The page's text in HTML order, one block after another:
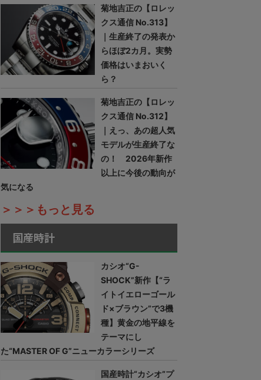
菊地吉正の【ロレッ
クス通信 No.313】
｜生産終了の発表か
らほぼ2カ月。実勢
価格はいまおいく
ら？
菊地吉正の【ロレッ
クス通信 No.312】
｜えっ、あの超人気
モデルが生産終了な
の！ 2026年新作
以上に今後の動向が
気になる
＞＞＞もっと見る
国産時計
カシオ“G-
SHOCK”新作【“ラ
イトイエローゴール
ド×ブラウン”で3機
種】黄金の地平線を
テーマにし
た“MASTER OF G”ニューカラーシリーズ
国産時計“カシオ”プ